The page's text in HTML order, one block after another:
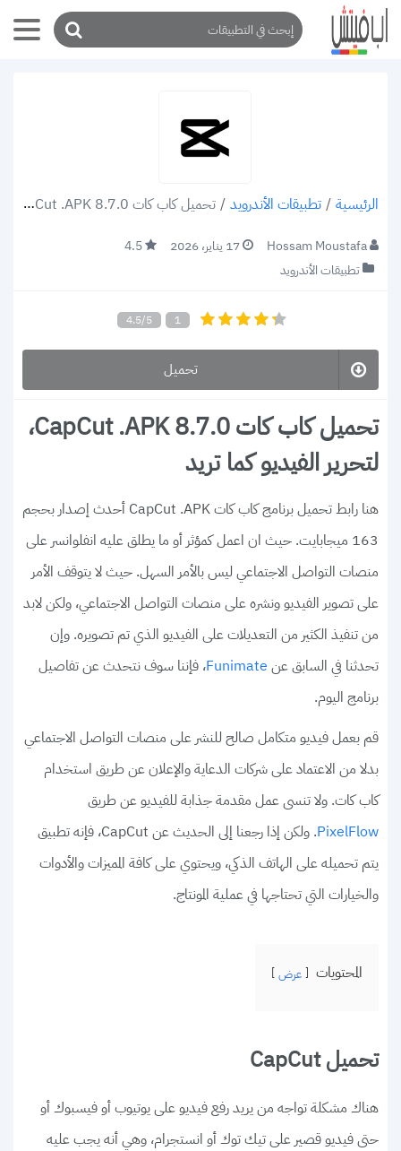
الرئيسية / تطبيقات الأندرويد / تحميل كاب كات CapCut .APK 8.7.0، لتحرير الفيديو كما تريد
Hossam Moustafa 17 يناير، 2026
4.5
تطبيقات الأندرويد
4.5/5 1
تحميل
تحميل كاب كات CapCut .APK 8.7.0،
لتحرير الفيديو كما تريد
هنا رابط تحميل برنامج كاب كات CapCut .APK أحدث إصدار بحجم
163 ميجابايت. حيث ان اعمل كمؤثر أو ما يطلق عليه انفلوانسر على
منصات التواصل الاجتماعي ليس بالأمر السهل. حيث لا يتوقف الأمر
على تصوير الفيديو ونشره على منصات التواصل الاجتماعي، ولكن لابد
من تنفيذ الكثير من التعديلات على الفيديو الذي تم تصويره. وإن
تحدثنا في السابق عن Funimate، فإننا سوف نتحدث عن تفاصيل
برنامج اليوم.
قم بعمل فيديو متكامل صالح للنشر على منصات التواصل الاجتماعي
بدلا من الاعتماد على شركات الدعاية والإعلان عن طريق استخدام
كاب كات. ولا تنسى عمل مقدمة جذابة للفيديو عن طريق
PixelFlow
. ولكن إذا رجعنا إلى الحديث عن CapCut، فإنه تطبيق
يتم تحميله على الهاتف الذكي، ويحتوي على كافة المميزات والأدوات
والخيارات التي تحتاجها في عملية المونتاج.
المحتويات عرض
تحميل CapCut
هناك مشكلة تواجه من يريد رفع فيديو على يوتيوب أو فيسبوك أو
حتى فيديو قصير على تيك توك أو انستجرام، وهي أنه يجب عليه